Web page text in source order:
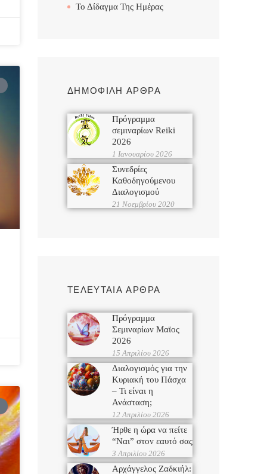
Το Δίδαγμα Της Ημέρας
ΔΗΜΟΦΙΛΗ ΑΡΘΡΑ
Πρόγραμμα
σεμιναρίων Reiki
2026
1 Ιανουαρίου 2026
Συνεδρίες
Καθοδηγούμενου
Διαλογισμού
21 Νοεμβρίου 2020
ΤΕΛΕΥΤΑΙΑ ΑΡΘΡΑ
Πρόγραμμα
Σεμιναρίων Μαϊος
2026
15 Απριλίου 2026
Διαλογισμός για την
Κυριακή του Πάσχα
– Τι είναι η
Ανάσταση;
12 Απριλίου 2026
Ήρθε η ώρα να πείτε
“Ναι” στον εαυτό σας
3 Απριλίου 2026
Αρχάγγελος Ζαδκιήλ: